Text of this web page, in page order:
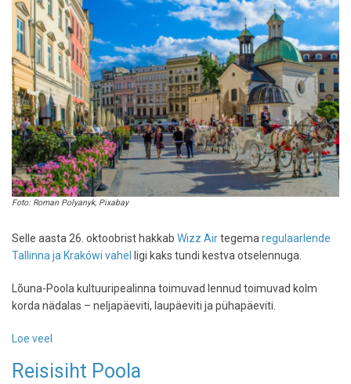
Foto: Roman Polyanyk, Pixabay
Selle aasta 26. oktoobrist hakkab Wizz Airtegemaregulaarlende
Tallinna ja Krakówi vahel
ligi kaks tundi kestva otselennuga.
Lõuna-Poola kultuuripealinna toimuvad lennud toimuvad kolm
korda nädalas – neljapäeviti, laupäeviti ja pühapäeviti.
Loe veel
Air
Reisisiht Poola